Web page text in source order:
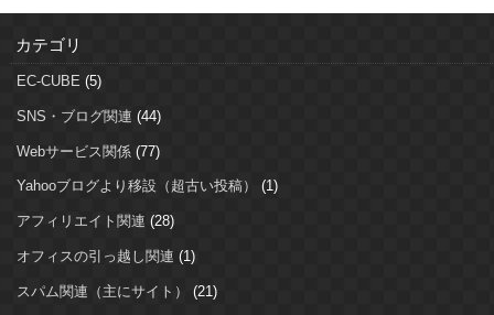
カテゴリ
EC-CUBE (5)
SNS・ブログ関連 (44)
Webサービス関係 (77)
Yahooブログより移設（超古い投稿） (1)
アフィリエイト関連 (28)
オフィスの引っ越し関連 (1)
スパム関連（主にサイト） (21)